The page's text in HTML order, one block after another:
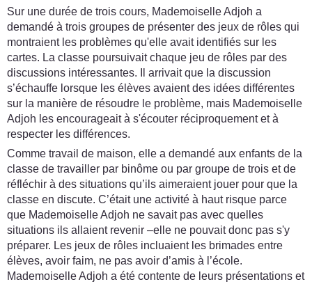
Sur une durée de trois cours, Mademoiselle Adjoh a
demandé à trois groupes de présenter des jeux de rôles qui
montraient les problèmes qu'elle avait identifiés sur les
cartes. La classe poursuivait chaque jeu de rôles par des
discussions intéressantes. Il arrivait que la discussion
s’échauffe lorsque les élèves avaient des idées différentes
sur la manière de résoudre le problème, mais Mademoiselle
Adjoh les encourageait à s'écouter réciproquement et à
respecter les différences.
Comme travail de maison, elle a demandé aux enfants de la
classe de travailler par binôme ou par groupe de trois et de
réfléchir à des situations qu’ils aimeraient jouer pour que la
classe en discute. C’était une activité à haut risque parce
que Mademoiselle Adjoh ne savait pas avec quelles
situations ils allaient revenir –elle ne pouvait donc pas s'y
préparer. Les jeux de rôles incluaient les brimades entre
élèves, avoir faim, ne pas avoir d’amis à l’école.
Mademoiselle Adjoh a été contente de leurs présentations et